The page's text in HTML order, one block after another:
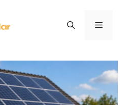
Menu